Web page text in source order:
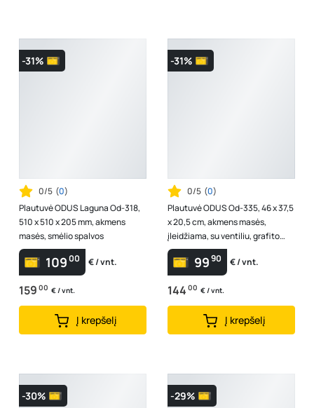
-31%
0/5 (0)
Plautuvė ODUS Laguna Od-318,
510 x 510 x 205 mm, akmens
masės, smėlio spalvos
10900 € / vnt.
159 00 € / vnt.
Į krepšelį
-31%
0/5 (0)
Plautuvė ODUS Od-335, 46 x 37,5
x 20,5 cm, akmens masės,
įleidžiama, su ventiliu, grafito
spalvos
9990 € / vnt.
144 00 € / vnt.
Į krepšelį
-30% -29%